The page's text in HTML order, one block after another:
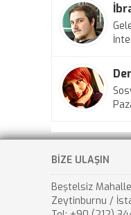
BİZE ULAŞIN
Beştelsiz
Zeytinburnu /